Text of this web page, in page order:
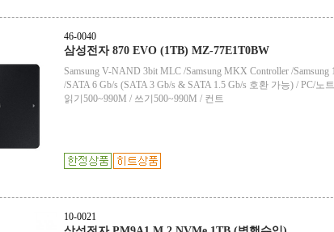
46-0040
삼성전자 870 EVO (1TB) MZ-77E1T0BW
Samsung V-NAND 3bit MLC /Samsung MKX Controller /
/SATA 6 Gb/s (SATA 3 Gb/s & SATA 1.5 Gb/s 호환 가능) / PC/
읽기500~990M / 쓰기500~990M / 컨트
10-0021